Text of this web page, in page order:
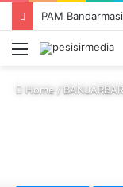
Menu
Home/